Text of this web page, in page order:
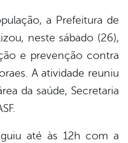
a Prefeitura de
neste sábado (26),
e prevenção contra
A atividade reuniu
da saúde, Secretaria
até às 12h com a